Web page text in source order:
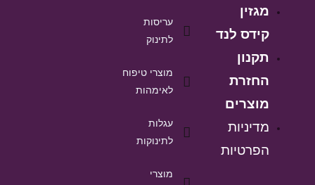
מגזין
קידס לנד
תקנון
החזרת
מוצרים
מדיניות
הפרטיות
עריסות
לתינוק
מוצרי טיפוח
לאימהות
עגלות
לתינוקות
מוצרי